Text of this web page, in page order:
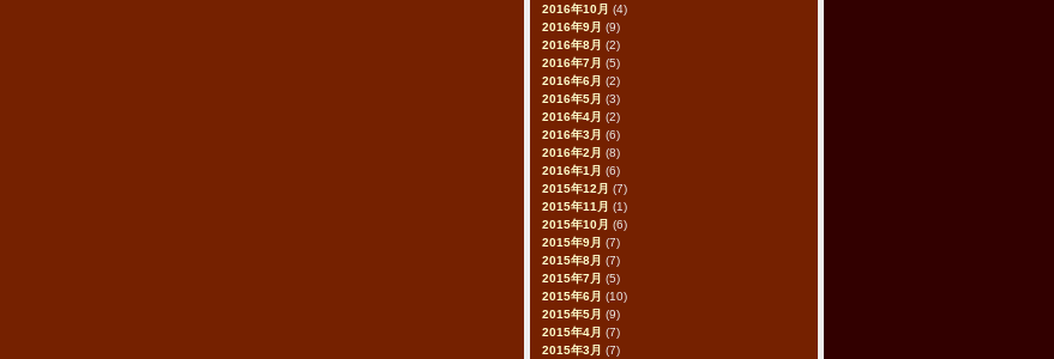
2016年10月 (4)
2016年9月 (9)
2016年8月 (2)
2016年7月 (5)
2016年6月 (2)
2016年5月 (3)
2016年4月 (2)
2016年3月 (6)
2016年2月 (8)
2016年1月 (6)
2015年12月 (7)
2015年11月 (1)
2015年10月 (6)
2015年9月 (7)
2015年8月 (7)
2015年7月 (5)
2015年6月 (10)
2015年5月 (9)
2015年4月 (7)
2015年3月 (7)